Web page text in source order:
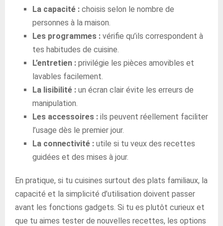
La capacité : choisis selon le nombre de
personnes à la maison.
Les programmes : vérifie qu’ils correspondent à
tes habitudes de cuisine.
L’entretien : privilégie les pièces amovibles et
lavables facilement.
La lisibilité : un écran clair évite les erreurs de
manipulation.
Les accessoires : ils peuvent réellement faciliter
l’usage dès le premier jour.
La connectivité : utile si tu veux des recettes
guidées et des mises à jour.
En pratique, si tu cuisines surtout des plats familiaux, la
capacité et la simplicité d’utilisation doivent passer
avant les fonctions gadgets. Si tu es plutôt curieux et
que tu aimes tester de nouvelles recettes, les options